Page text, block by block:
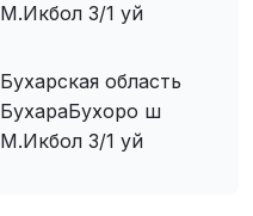
М.Икбол 3/1 уй
Бухарская область
БухараБухоро ш
М.Икбол 3/1 уй